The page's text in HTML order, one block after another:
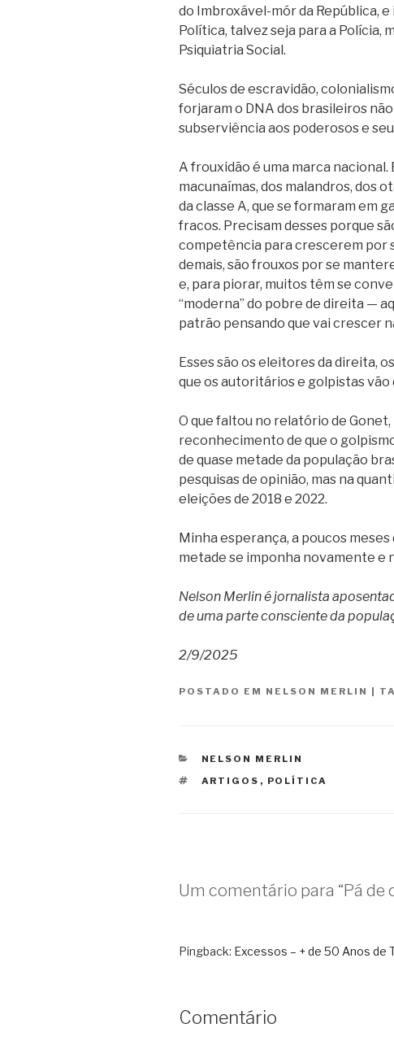
do Imbroxável-mór da República,
Política, talvez seja para a Polícia,
Psiquiatria Social.
Séculos de escravidão,
forjaram o DNA dos brasileiros
subserviência aos poderosos e
A frouxidão é uma marca
macunaímas, dos malandros, dos
da classe A, que se formaram em
fracos. Precisam desses porque
competência para crescerem por
demais, são frouxos por se
e, para piorar, muitos têm se
“moderna” do pobre de direita —
patrão pensando que vai crescer
Esses são os eleitores da direita,
que os autoritários e golpistas
O que faltou no relatório de
reconhecimento de que o
de quase metade da população
pesquisas de opinião, mas na
eleições de 2018 e 2022.
Minha esperança, a poucos meses
metade se imponha novamente e
Nelson Merlin é jornalista
de uma parte consciente da
2/9/2025
POSTADO EM NELSON MERLIN |
CATEGORIAS
NELSON MERLIN
TAGS
ARTIGOS , POLÍTICA
Um comentário para “Pá de
Pingback: Excessos – + de 50 Anos de
Comentário